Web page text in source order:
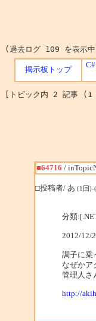
(過去ログ 109 を表示
掲示板トップ
[トピック内 2 記
■64716 /
□投稿者/ あ (1回)-
分類
2012/12/
調子に乗
なぜかア
管理人さ
http://